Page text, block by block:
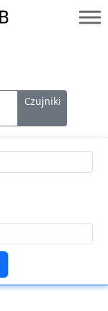
Czujniki